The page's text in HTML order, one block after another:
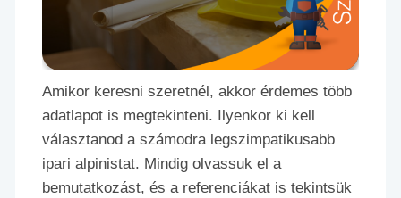
Amikor keresni szeretnél, akkor érdemes több
adatlapot is megtekinteni. Ilyenkor ki kell
választanod a számodra legszimpatikusabb
ipari alpinistat. Mindig olvassuk el a
bemutatkozást, és a referenciákat is tekintsük